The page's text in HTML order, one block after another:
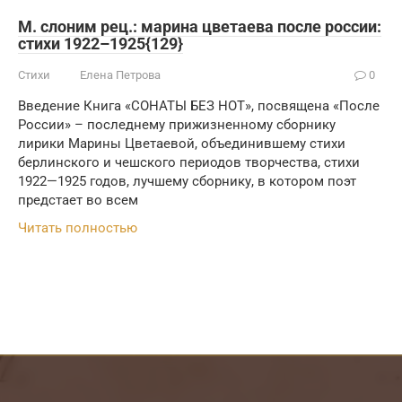
М. слоним рец.: марина цветаева после россии:
стихи 1922–1925{129}
Стихи Елена Петрова 0
Введение Книга «СОНАТЫ БЕЗ НОТ», посвящена «После
России» – последнему прижизненному сборнику
лирики Марины Цветаевой, объединившему стихи
берлинского и чешского периодов творчества, стихи
1922—1925 годов, лучшему сборнику, в котором поэт
предстает во всем
Читать полностью